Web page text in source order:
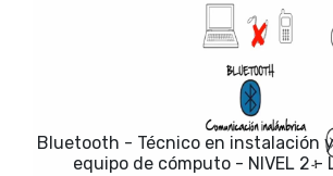
Bluetooth - Técnico en instalación
equipo de cómputo - NIVEL 2 -